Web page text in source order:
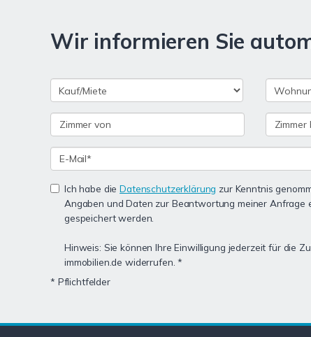
Wir informieren Sie
Ich habe dieDatenschutzerklärung zur Kenntnis
Angaben und Daten zur Beantwortung meiner Anfrage
gespeichert werden.
Hinweis: Sie können Ihre Einwilligung jederzeit für die
immobilien.de widerrufen. *
* Pflichtfelder